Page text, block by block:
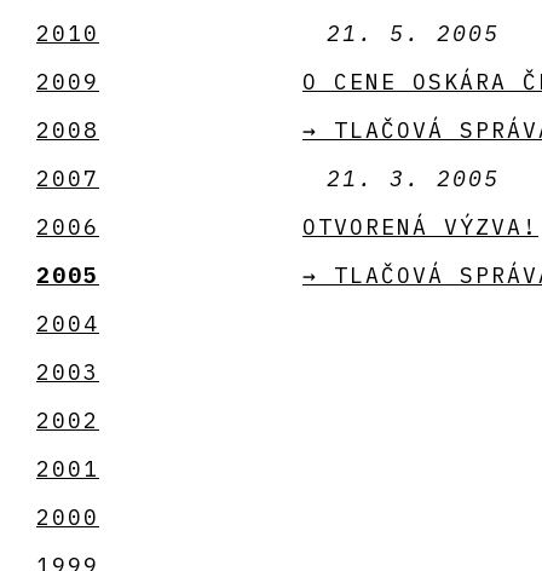
2010
2009
2008
2007
2006
2005
2004
2003
2002
2001
2000
21. 5. 2005
O CENE OSKÁRA
→ TLAČOVÁ
21. 3. 2005
OTVORENÁ VÝZVA!
→ TLAČOVÁ